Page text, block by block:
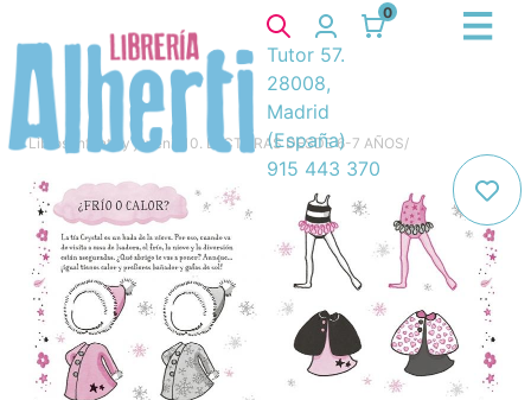
0
Tutor 57.
28008,
Madrid
(España)
915 443 370
Libros Infantil y juvenil 10. LECTURAS DESDE 6-7 AÑOS/